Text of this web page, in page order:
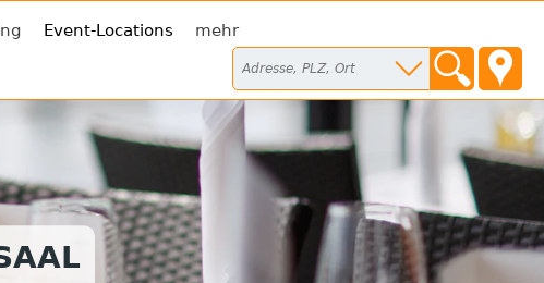
Event-Locations mehr